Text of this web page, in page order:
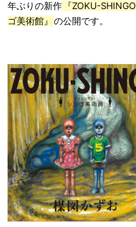
年ぶりの新作 『ZOKU-
ゴ美術館』 の公開です。